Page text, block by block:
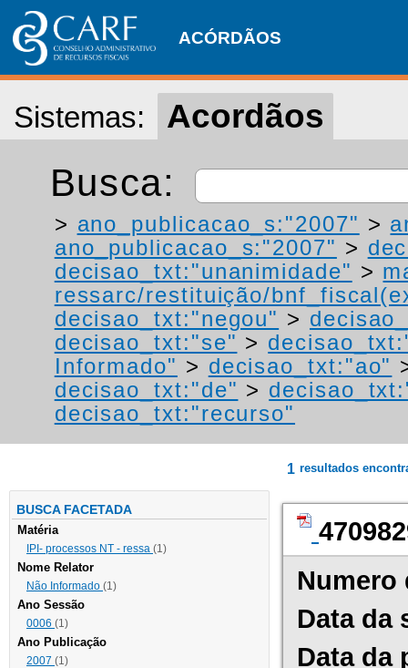
ACÓRDÃOS
Sistemas: Acordãos
Busca:
> ano_publicacao_s:"2007" >
ano_publicacao_s:"2007" >
decisao_txt:"unanimidade" >
ressarc/restituição/
decisao_txt:"negou" >
decisao_txt:"se" >
Informado" > decisao_txt:"ao"
decisao_txt:"de" >
decisao_txt:"recurso"
BUSCA FACETADA
Matéria
IPI- processos NT - ressa (1)
Nome Relator
Não Informado (1)
Ano Sessão
0006 (1)
Ano Publicação
2007 (1)
1 resultados
Numero
Data da
Data da